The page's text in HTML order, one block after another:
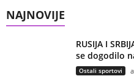
NAJNOVIJE
RUSIJA I
se dogodilo
Ostali sportovi